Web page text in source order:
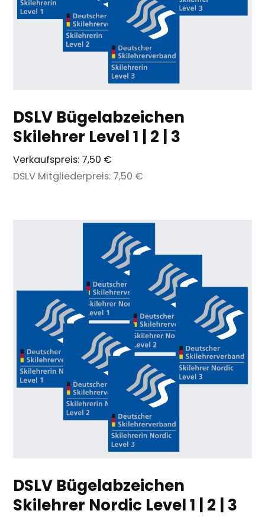
DSLV Bügelabzeichen
Skilehrer Level 1 | 2 | 3
Verkaufspreis: 7,50 €
DSLV Mitgliederpreis: 7,50 €
DSLV Bügelabzeichen
Skilehrer Nordic Level 1 | 2 | 3